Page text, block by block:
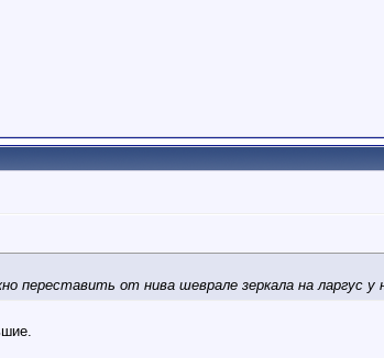
переставить от нива шеврале зеркала на ларгус